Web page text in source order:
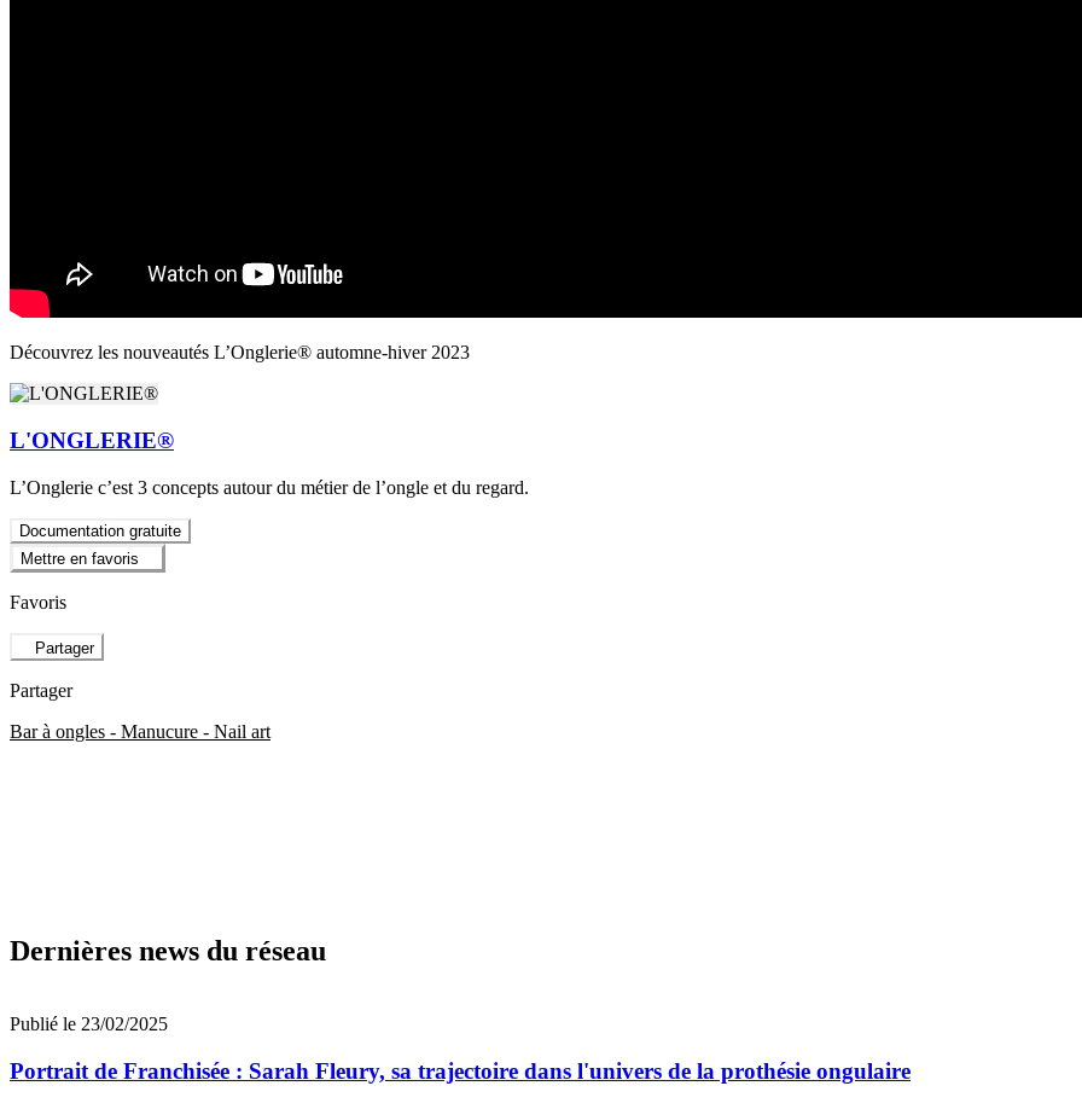
Découvrez les nouveautés L’Onglerie® automne-hiver 2023
L'ONGLERIE®
L’Onglerie c’est 3 concepts autour du métier de l’ongle et du regard.
Documentation gratuite
Mettre en favoris
Favoris
Partager
Partager
Bar à ongles - Manucure - Nail art
Dernières news du réseau
Publié le 23/02/2025
Portrait de Franchisée : Sarah Fleury, sa trajectoire dans l'univers de la prothésie ongulaire